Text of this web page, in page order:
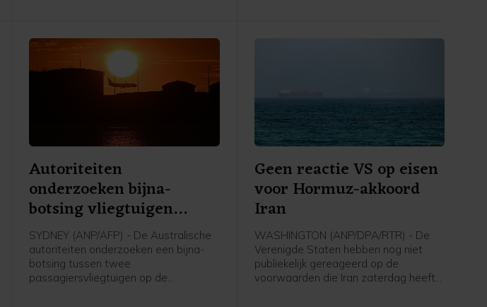
Autoriteiten
onderzoeken bijna-
botsing vliegtuigen
Sydney Airport
SYDNEY (ANP/AFP) - De Australische
autoriteiten onderzoeken een bijna-
botsing tussen twee
passagiersvliegtuigen op de
Geen reactie VS op eisen
voor Hormuz-akkoord
Iran
WASHINGTON (ANP/DPA/RTR) - De
Verenigde Staten hebben nog niet
publiekelijk gereageerd op de
voorwaarden die Iran zaterdag heeft